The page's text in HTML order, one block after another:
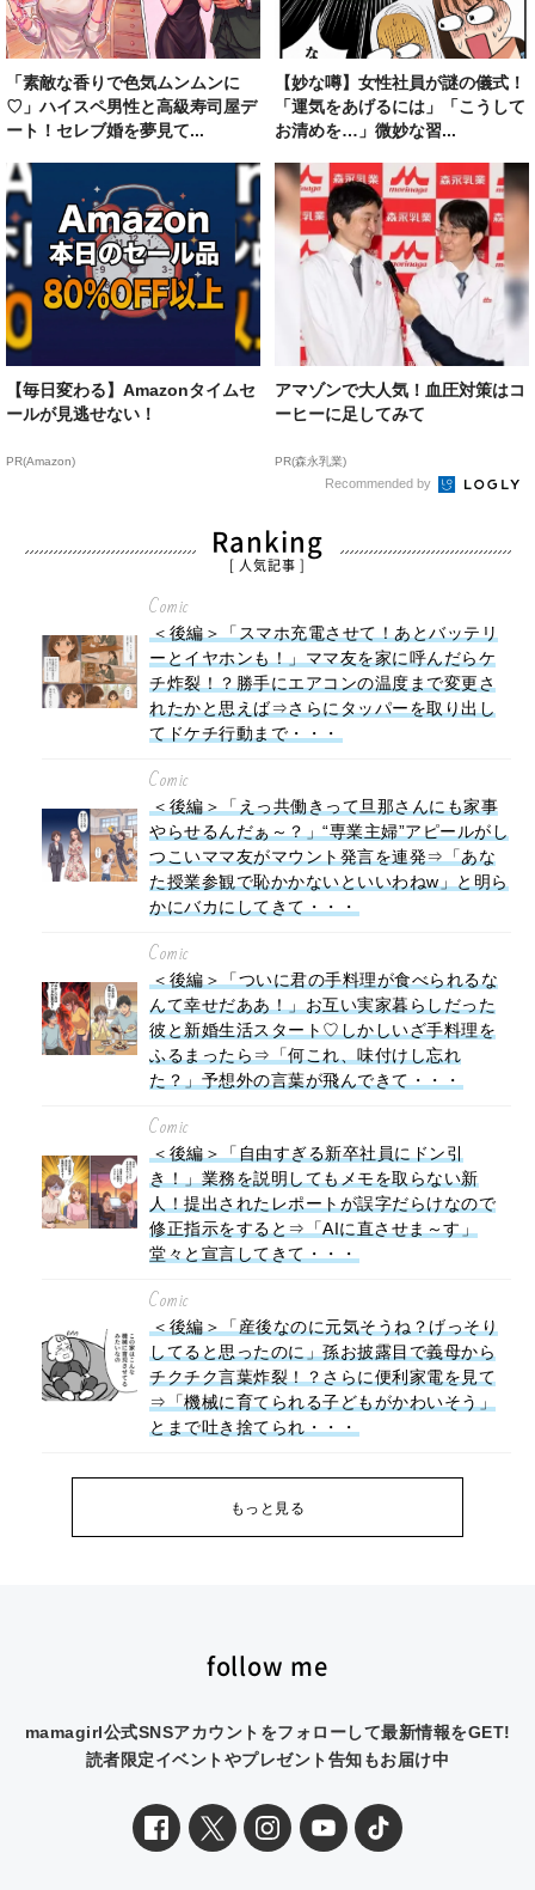
「素敵な香りで色気ムンムンに
♡」ハイスペ男性と高級寿司屋デ
ート！セレブ婚を夢見て...
【妙な噂】女性社員が謎の儀式！
「運気をあげるには」「こうして
お清めを…」微妙な習...
【毎日変わる】Amazonタイムセ
ールが見逃せない！
PR(Amazon)
アマゾンで大人気！血圧対策はコ
ーヒーに足してみて
PR(森永乳業)
Recommended by
Ranking
[ 人気記事 ]
Comic
＜後編＞「スマホ充電させて！あとバッテリ
ーとイヤホンも！」ママ友を家に呼んだらケ
チ炸裂！？勝手にエアコンの温度まで変更さ
れたかと思えば⇒さらにタッパーを取り出し
てドケチ行動まで・・・
Comic
＜後編＞「えっ共働きって旦那さんにも家事
やらせるんだぁ～？」“専業主婦”アピールがし
つこいママ友がマウント発言を連発⇒「あな
た授業参観で恥かかないといいわねw」と明ら
かにバカにしてきて・・・
Comic
＜後編＞「ついに君の手料理が食べられるな
んて幸せだああ！」お互い実家暮らしだった
彼と新婚生活スタート♡しかしいざ手料理を
ふるまったら⇒「何これ、味付けし忘れ
た？」予想外の言葉が飛んできて・・・
Comic
＜後編＞「自由すぎる新卒社員にドン引
き！」業務を説明してもメモを取らない新
人！提出されたレポートが誤字だらけなので
修正指示をすると⇒「AIに直させま～す」
堂々と宣言してきて・・・
Comic
＜後編＞「産後なのに元気そうね？げっそり
してると思ったのに」孫お披露目で義母から
チクチク言葉炸裂！？さらに便利家電を見て
⇒「機械に育てられる子どもがかわいそう」
とまで吐き捨てられ・・・
もっと見る
follow me
mamagirl公式SNSアカウントをフォローして最新情報をGET!
読者限定イベントやプレゼント告知もお届け中